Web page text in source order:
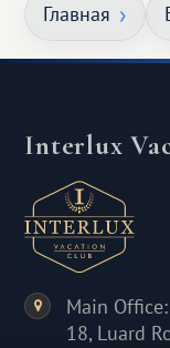
Главная
Interlux
Main
18, Luard